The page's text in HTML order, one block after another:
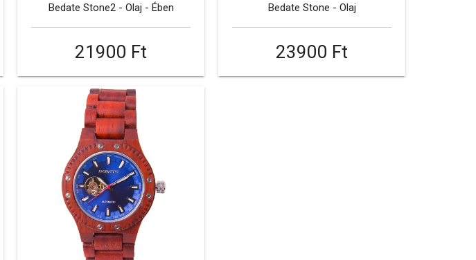
Bedate Stone2 - Olaj - Ében
21900 Ft
Bedate Stone - Olaj
23900 Ft